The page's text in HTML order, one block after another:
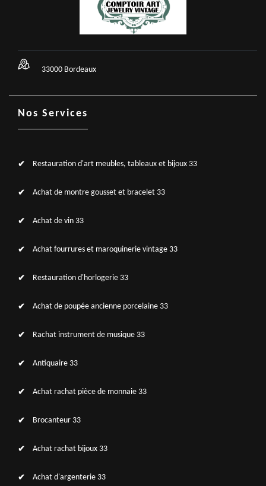
33000 Bordeaux
Nos Services
Restauration d'art meubles, tableaux et bijoux 33
Achat de montre gousset et bracelet 33
Achat de vin 33
Achat fourrures et maroquinerie vintage 33
Restauration d'horlogerie 33
Achat de poupée ancienne porcelaine 33
Rachat instrument de musique 33
Antiquaire 33
Achat rachat pièce de monnaie 33
Brocanteur 33
Achat rachat bijoux 33
Achat d'argenterie 33